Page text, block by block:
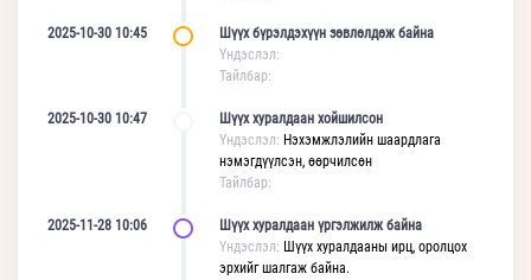
2025-10-30 10:45
Шүүх бүрэлдэхүүн зөвлөлдөж байна
Үндэслэл:
Тайлбар:
2025-10-30 10:47
Шүүх хуралдаан хойшилсон
Үндэслэл: Нэхэмжлэлийн шаардлага
нэмэгдүүлсэн, өөрчилсөн
Тайлбар:
2025-11-28 10:06
Шүүх хуралдаан үргэлжилж байна
Үндэслэл: Шүүх хуралдааны ирц, оролцох
эрхийг шалгаж байна.